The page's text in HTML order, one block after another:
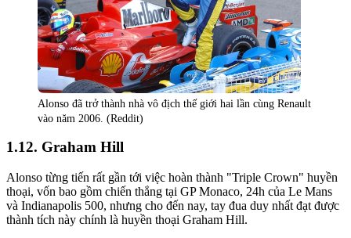
Alonso đã trở thành nhà vô địch thế giới hai lần cùng Renault
vào năm 2006. (Reddit)
Graham Hill
Alonso từng tiến rất gần tới việc hoàn thành "Triple Crown" huyền
thoại, vốn bao gồm chiến thắng tại GP Monaco, 24h của Le Mans
và Indianapolis 500, nhưng cho đến nay, tay đua duy nhất đạt được
thành tích này chính là huyền thoại Graham Hill.